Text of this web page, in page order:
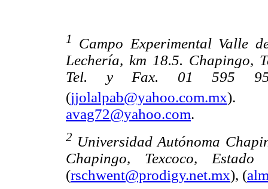
1
Campo Experimental Valle
Lechería, km 18.5. Chapingo,
Tel. y Fax. 01 595
(jjolalpab@yahoo.com.mx
avag72@yahoo.com.
2 Universidad Autónoma
Chapingo, Texcoco,
(rschwent@prodigy.net.mx), (